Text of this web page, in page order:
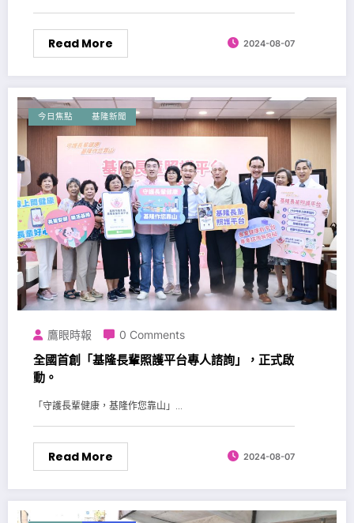
Read More 2024-08-07
今日焦點 基隆新聞
鷹眼時報 0 Comments
全國首創「基隆長輩照護平台專人諮詢」，正式啟
動。
「守護長輩健康，基隆作您靠山」...
Read More 2024-08-07